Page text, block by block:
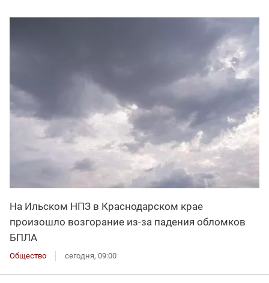
На Ильском НПЗ в Краснодарском крае
произошло возгорание из-за падения обломков
БПЛА
Общество сегодня, 09:00